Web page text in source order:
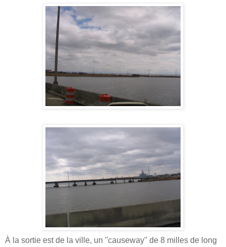
À la sortie est de la ville, un ''causeway'' de 8 milles de long